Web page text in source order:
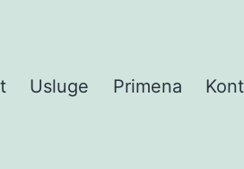
Usluge Primena